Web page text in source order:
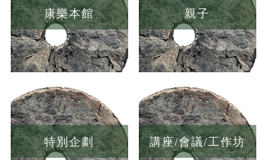
康樂本館 親子
特別企劃 講座/會議/工作坊